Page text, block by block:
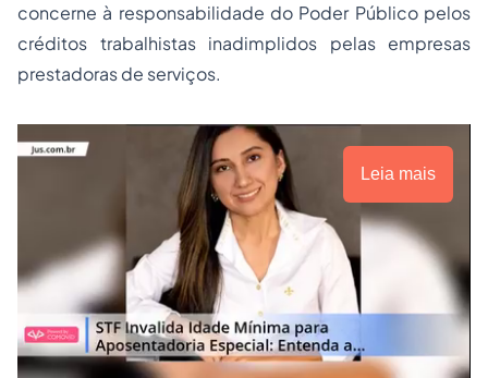
concerne à responsabilidade do Poder Público pelos
créditos trabalhistas inadimplidos pelas empresas
prestadoras de serviços.
Leia mais